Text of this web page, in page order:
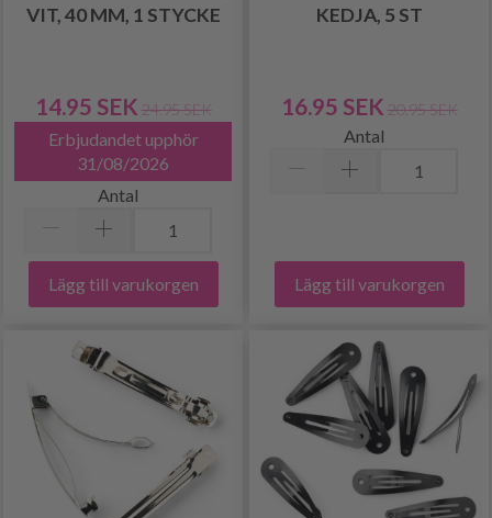
VIT, 40 MM, 1 STYCKE
14.95 SEK 24.95 SEK
Erbjudandet upphör
31/08/2026
Antal
Lägg till varukorgen
KEDJA, 5 ST
16.95 SEK 20.95 SEK
Antal
Lägg till varukorgen